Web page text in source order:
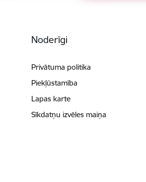
Noderīgi
Privātuma politika
Piekļūstamība
Lapas karte
Sīkdatņu izvēles maiņa